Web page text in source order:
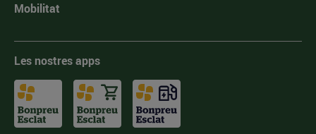
Mobilitat
Les nostres apps